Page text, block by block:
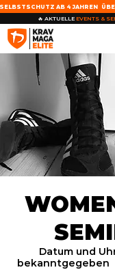
SELBSTSCHUTZ AB 4 JAHREN
🔥 AKTUELLE EVENTS &
Datum und
bekanntgegeben